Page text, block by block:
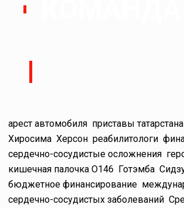
арест автомобиля приставы татарстана
Хиросима Херсон реабилитологи
сердечно-сосудистые осложнения
кишечная палочка O146 Готэмба
бюджетное финансирование
сердечно-сосудистых заболеваний